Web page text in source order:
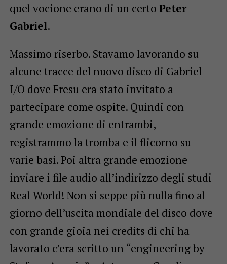
quel vocione erano di un certo Peter
Gabriel.
Massimo riserbo. Stavamo lavorando su
alcune tracce del nuovo disco di Gabriel
I/O dove Fresu era stato invitato a
partecipare come ospite. Quindi con
grande emozione di entrambi,
registrammo la tromba e il flicorno su
varie basi. Poi altra grande emozione
inviare i file audio all’indirizzo degli studi
Real World! Non si seppe più nulla fino al
giorno dell’uscita mondiale del disco dove
con grande gioia nei credits di chi ha
lavorato c’era scritto un “engineering by